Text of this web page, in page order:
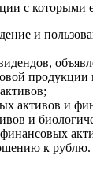
с которыми
и
активов и
и
к рублю.